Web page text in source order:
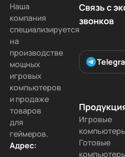
Наша
компания
специализируется
на
производстве
мощных
игровых
компьютеров
и продаже
товаров
для
геймеров.
Адрес:
Связь с
звонков
Игровые
Готовые